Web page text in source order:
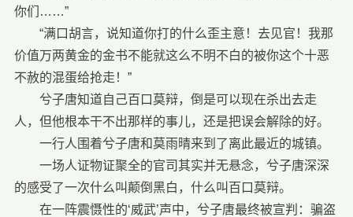
你们……”
“满口胡言，说知道你打的什么歪主意！去见官！我那
价值万两黄金的金书不能就这么不明不白的被你这个十恶
不赦的混蛋给抢走！”
兮子唐知道自己百口莫辩，倒是可以现在杀出去走
人，但他根本干不出那样的事儿，还是把误会解除的好。
一行人围着兮子唐和莫雨晴来到了离此最近的城镇。
一场人证物证聚全的官司其实并无悬念，兮子唐深深
的感受了一次什么叫颠倒黑白，什么叫百口莫辩。
在一阵震慑性的‘威武’声中，兮子唐最终被宣判：骗盗